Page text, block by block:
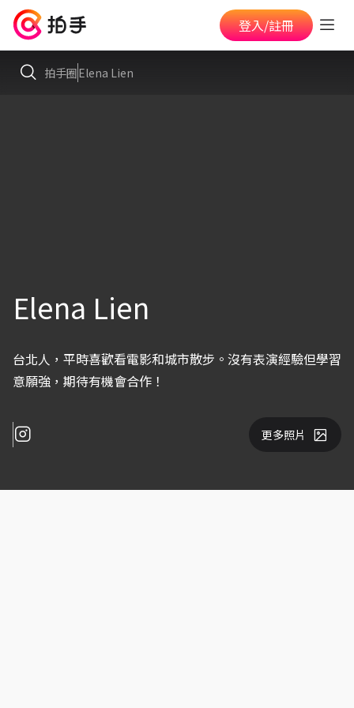
登入/註冊
拍手圈Elena Lien
Elena Lien
台北人，平時喜歡看電影和城市散步。沒有表演經驗但學習
意願強，期待有機會合作！
更多照片